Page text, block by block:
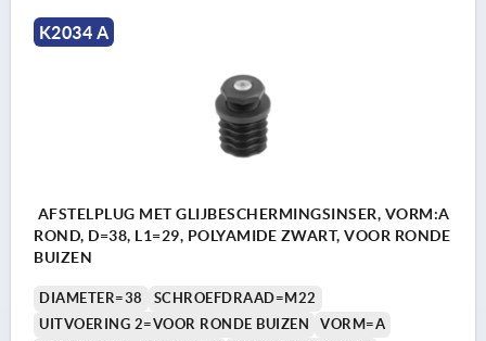
K2034 A
AFSTELPLUG MET GLIJBESCHERMINGSINSER, VORM:A
ROND, D=38, L1=29, POLYAMIDE ZWART, VOOR RONDE
BUIZEN
DIAMETER=38
SCHROEFDRAAD=M22
UITVOERING 2=VOOR RONDE BUIZEN
VORM=A